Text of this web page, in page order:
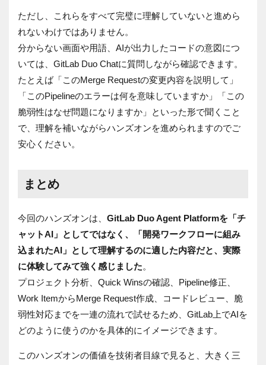
ただし、これらをすべて完璧に理解していないと進めら
れないわけではありません。
分からない画面や用語、AIが出力したコードの意図につ
いては、GitLab Duo Chatに質問しながら確認できます。
たとえば「このMerge Requestの変更内容を説明して」
「このPipelineのエラーは何を意味していますか」「この
脆弱性はなぜ問題になりますか」といった形で聞くこと
で、理解を補いながらハンズオンを進められますのでご
安心ください。
まとめ
今回のハンズオンは、 GitLab Duo Agent Platformを「チ
ャットAI」としてではなく、「開発ワークフローに組み
込まれたAI」として理解するのに適した内容だと、実際
に体験してみて強く感じました。
プロジェクト分析、Quick Winsの確認、Pipeline修正、
Work ItemからMerge Request作成、コードレビュー、脆
弱性対応までを一連の流れで試せるため、GitLab上でAIを
どのように使うのかを具体的にイメージできます。
このハンズオンの価値を技術者目線で見ると、大きく三